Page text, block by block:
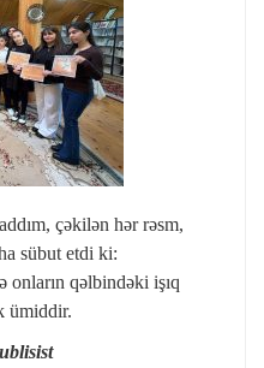
çəkilən hər rəsm,
sübut etdi ki:
qəlbindəki işıq
ümiddir.